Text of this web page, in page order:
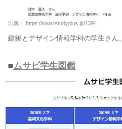
出典： https://www.studyplus.jp/1394
建築とデザイン情報学科の学生さん。
■ムサビ学生図鑑